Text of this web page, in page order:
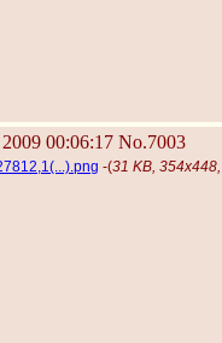
00:06:17 No.7003
-(31 KB,